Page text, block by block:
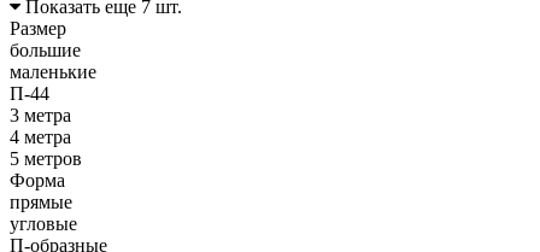
Показать еще 7 шт.
Размер
большие
маленькие
П-44
3 метра
4 метра
5 метров
Форма
прямые
угловые
П-образные